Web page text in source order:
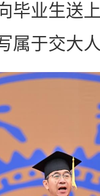
毕业生送
属于交大